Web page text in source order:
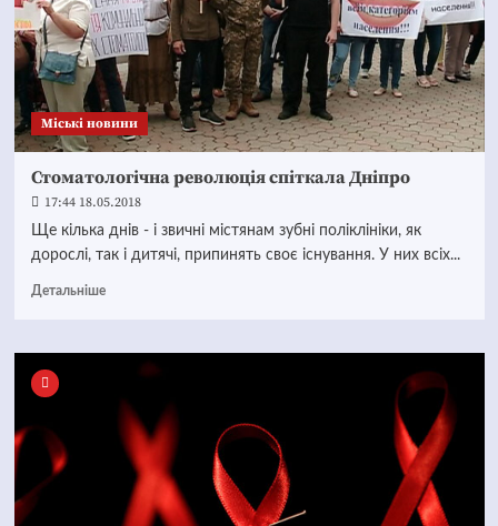
Mіські новини
Стоматологічна революція спіткала Дніпро
17:44 18.05.2018
Ще кілька днів - і звичні містянам зубні поліклініки, як
дорослі, так і дитячі, припинять своє існування. У них всіх...
Детальніше